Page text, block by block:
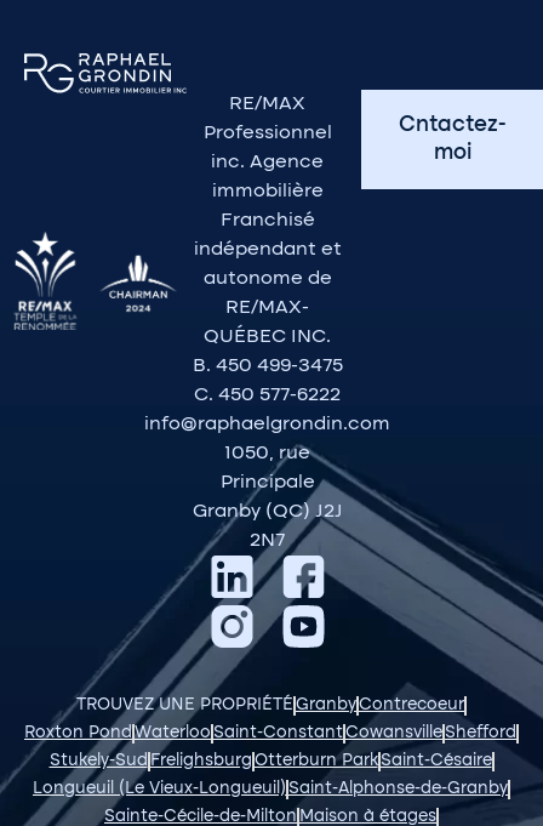
RE/MAX
Professionnel
inc. Agence
immobilière
Franchisé
indépendant et
autonome de
RE/MAX-
QUÉBEC INC.
B. 450 499-3475
C. 450 577-6222
info@raphaelgrondin.com
1050, rue
Principale
Granby (QC) J2J
2N7
Cntactez-
moi
TROUVEZ UNE PROPRIÉTÉ GranbyContrecoeur
Roxton PondWaterloo Saint-ConstantCowansvilleShefford
Stukely-Sud Frelighsburg Otterburn ParkSaint-Césaire
Longueuil (Le Vieux-Longueuil) Saint-Alphonse-de-Granby
Sainte-Cécile-de-Milton Maison à étages